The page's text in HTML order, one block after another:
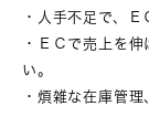
・人手不足で、Ｅ
・ＥＣで売上を
い。
・煩雑な在庫管